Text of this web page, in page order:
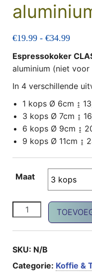
€19.99 - €34.99
Espressokoker
aluminium (niet voor
In 4 verschillende
1 kops Ø 6cm ↨
3 kops Ø 7cm ↨
6 kops Ø 9cm ↨
9 kops Ø 11cm ↨
Maat
Espresso koker
SKU: N/B
Categorie: Koffie &